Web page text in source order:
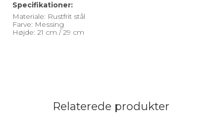
Specifikationer:
Materiale: Rustfrit stål
Farve: Messing
Højde: 21 cm / 29 cm
Relaterede produkter